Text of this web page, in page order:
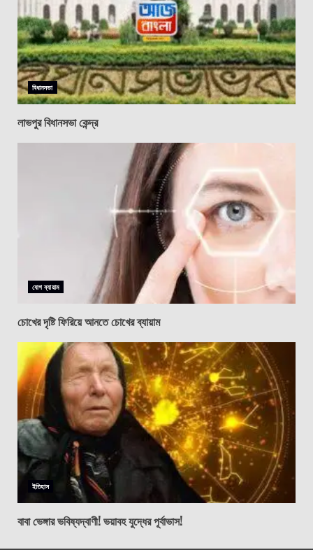
বিধানসভা
লাভপুর বিধানসভা কেন্দ্র
যোগ ব্যায়াম
চোখের দৃষ্টি ফিরিয়ে আনতে চোখের ব্যায়াম
ইতিহাস
বাবা ভেঙ্গার ভবিষ্যদ্বাণী! ভয়াবহ যুদ্ধের পূর্বাভাস!